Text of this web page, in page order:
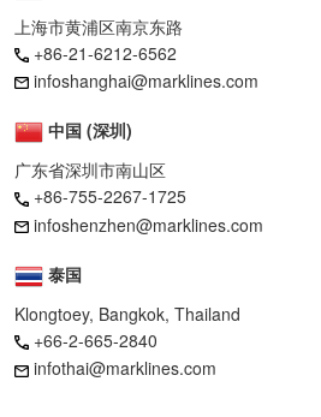
上海市黄浦区南京东路
+86-21-6212-6562
infoshanghai@marklines.com
中国 (深圳)
广东省深圳市南山区
+86-755-2267-1725
infoshenzhen@marklines.com
泰国
Klongtoey, Bangkok, Thailand
+66-2-665-2840
infothai@marklines.com